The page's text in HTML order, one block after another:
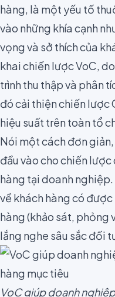
hàng, là một yếu tố
vào những khía cạnh
vọng và sở thích của
khai chiến lược VoC,
trình thu thập và phân
đó cải thiện chiến lược
hiệu suất trên toàn tổ
Nói một cách đơn
đầu vào cho chiến
hàng tại doanh
về khách hàng có
hàng (khảo sát, phỏng
lắng nghe sâu sắc đối
VoC giúp doanh